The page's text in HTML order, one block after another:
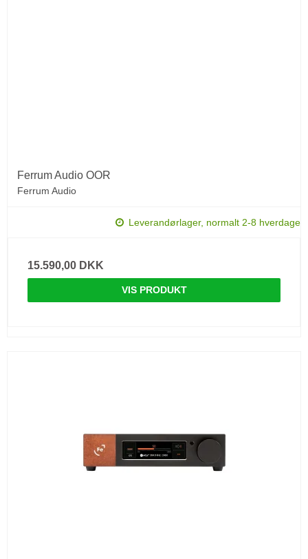
Ferrum Audio OOR
Ferrum Audio
Leverandørlager, normalt 2-8 hverdage
15.590,00 DKK
VIS PRODUKT